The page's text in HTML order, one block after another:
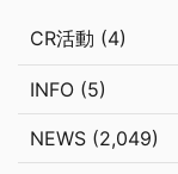
CR活動 (4)
INFO (5)
NEWS (2,049)